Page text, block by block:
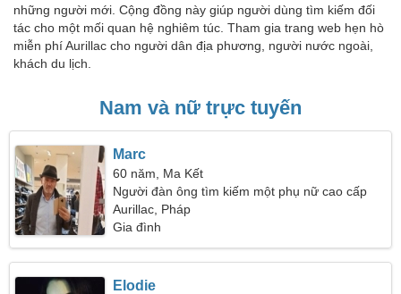
những người mới. Cộng đồng này giúp người dùng tìm kiếm đối
tác cho một mối quan hệ nghiêm túc. Tham gia trang web hẹn hò
miễn phí Aurillac cho người dân địa phương, người nước ngoài,
khách du lịch.
Nam và nữ trực tuyến
Marc
60 năm, Ma Kết
Người đàn ông tìm kiếm một phụ nữ cao cấp
Aurillac, Pháp
Gia đình
Elodie